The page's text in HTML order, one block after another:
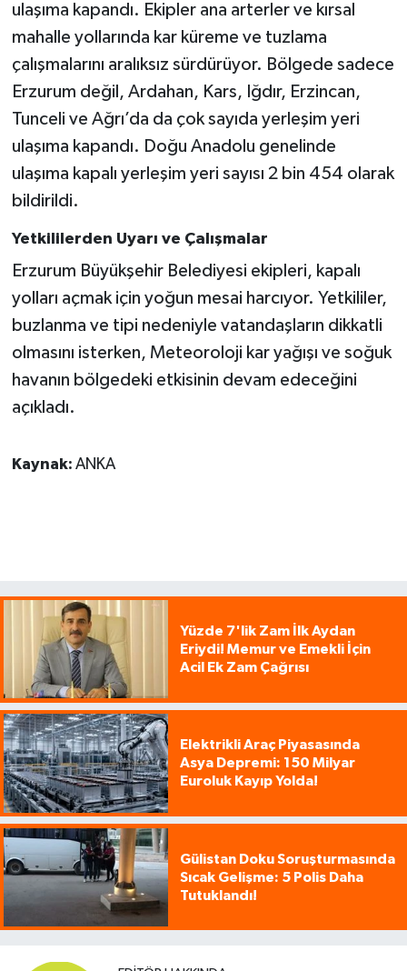
ulaşıma kapandı. Ekipler ana arterler ve kırsal
mahalle yollarında kar küreme ve tuzlama
çalışmalarını aralıksız sürdürüyor. Bölgede sadece
Erzurum değil, Ardahan, Kars, Iğdır, Erzincan,
Tunceli ve Ağrı’da da çok sayıda yerleşim yeri
ulaşıma kapandı. Doğu Anadolu genelinde
ulaşıma kapalı yerleşim yeri sayısı 2 bin 454 olarak
bildirildi.
Yetkililerden Uyarı ve Çalışmalar
Erzurum Büyükşehir Belediyesi ekipleri, kapalı
yolları açmak için yoğun mesai harcıyor. Yetkililer,
buzlanma ve tipi nedeniyle vatandaşların dikkatli
olmasını isterken, Meteoroloji kar yağışı ve soğuk
havanın bölgedeki etkisinin devam edeceğini
açıkladı.
Kaynak: ANKA
Yüzde 7'lik Zam İlk Aydan
Eriydi! Memur ve Emekli İçin
Acil Ek Zam Çağrısı
Elektrikli Araç Piyasasında
Asya Depremi: 150 Milyar
Euroluk Kayıp Yolda!
Gülistan Doku Soruşturmasında
Sıcak Gelişme: 5 Polis Daha
Tutuklandı!